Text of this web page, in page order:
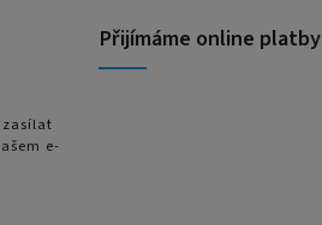
e-
Přijímáme online platby